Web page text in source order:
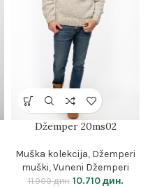
Džemper 20ms02
Muška kolekcija, Džemperi
muški,Vuneni Džemperi
11.900дин. 10.710дин.